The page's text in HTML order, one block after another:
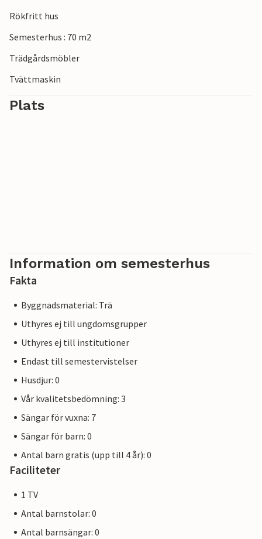
Rökfritt hus
Semesterhus : 70 m2
Trädgårdsmöbler
Tvättmaskin
Plats
Information om semesterhus
Fakta
Byggnadsmaterial: Trä
Uthyres ej till ungdomsgrupper
Uthyres ej till institutioner
Endast till semestervistelser
Husdjur: 0
Vår kvalitetsbedömning: 3
Sängar för vuxna: 7
Sängar för barn: 0
Antal barn gratis (upp till 4 år): 0
Faciliteter
1 TV
Antal barnstolar: 0
Antal barnsängar: 0